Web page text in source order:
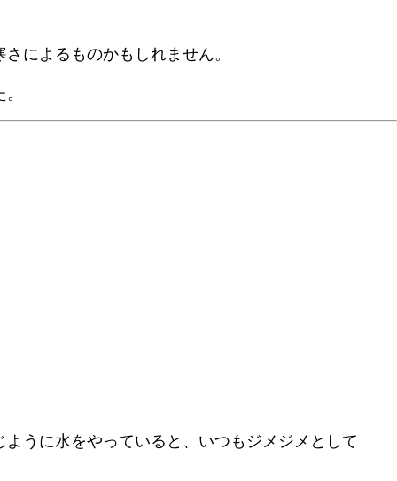
によるものかもしれません。
に水をやっていると、いつもジメジメとして